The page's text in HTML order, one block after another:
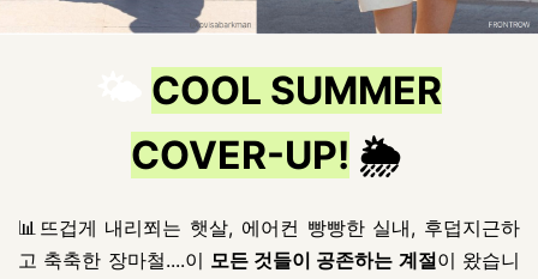
COOL SUMMER
COVER-UP! 🌦️
📊뜨겁게 내리쬐는 햇살, 에어컨 빵빵한 실내, 후덥지근하
고 축축한 장마철....이 모든 것들이 공존하는 계절이 왔습니